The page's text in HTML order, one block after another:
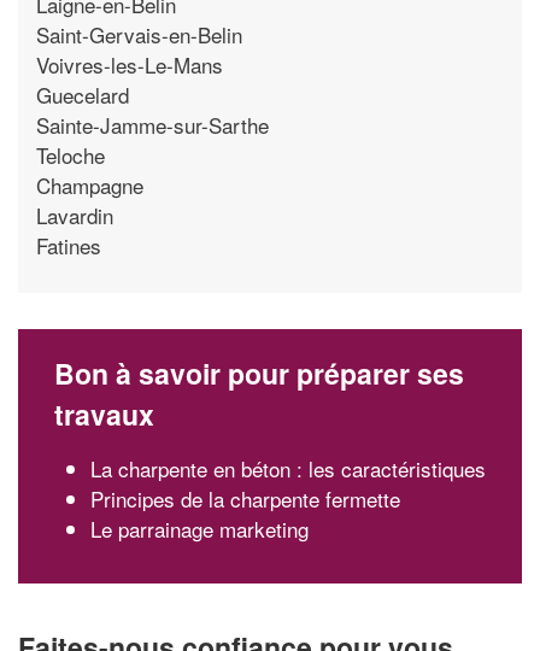
Saint-Gervais-en-Belin
Voivres-les-Le-Mans
Guecelard
Sainte-Jamme-sur-Sarthe
Teloche
Champagne
Lavardin
Fatines
Bon à savoir pour préparer ses
travaux
La charpente en béton : les caractéristiques
Principes de la charpente fermette
Le parrainage marketing